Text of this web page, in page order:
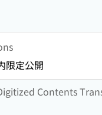
限定公開
Contents